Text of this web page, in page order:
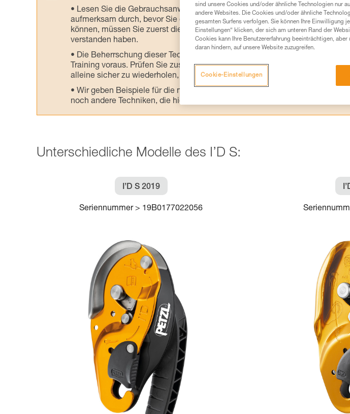
Lesen Sie die Gebrauchsanweisungen der Produkte, um die es in diesem
aufmerksam durch, bevor Sie diesen zu Rate ziehen. Um diese
können, müssen Sie zuerst die in der Gebrauchsanweisung enthaltenen
verstanden haben.
Die Beherrschung dieser Techniken setzt eine entsprechende Ausbildung
Training voraus. Prüfen Sie zusammen mit einem Profi, ob Sie in der Lage
alleine sicher zu wiederholen, bevor Sie ihn eigenständig durchführen.
Wir geben Beispiele für die mit Ihrer Aktivität verbundenen Techniken.
noch andere Techniken, die hier nicht beschrieben werden.
Unterschiedliche Modelle des I’D S:
I’D S 2019
Seriennummer > 19B0177022056
sind unsere Cookies und/oder ähnliche Technologien nur
andere Websites. Die Cookies und/oder ähnliche
gesamten Surfens verfolgen. Sie können Ihre Einwilligung
Einstellungen“ klicken, der sich am unteren Rand der
Cookies kann Ihre Benutzererfahrung beeinträchtigen,
daran hindern, auf unsere Website zuzugreifen.
Cookie-Einstellungen